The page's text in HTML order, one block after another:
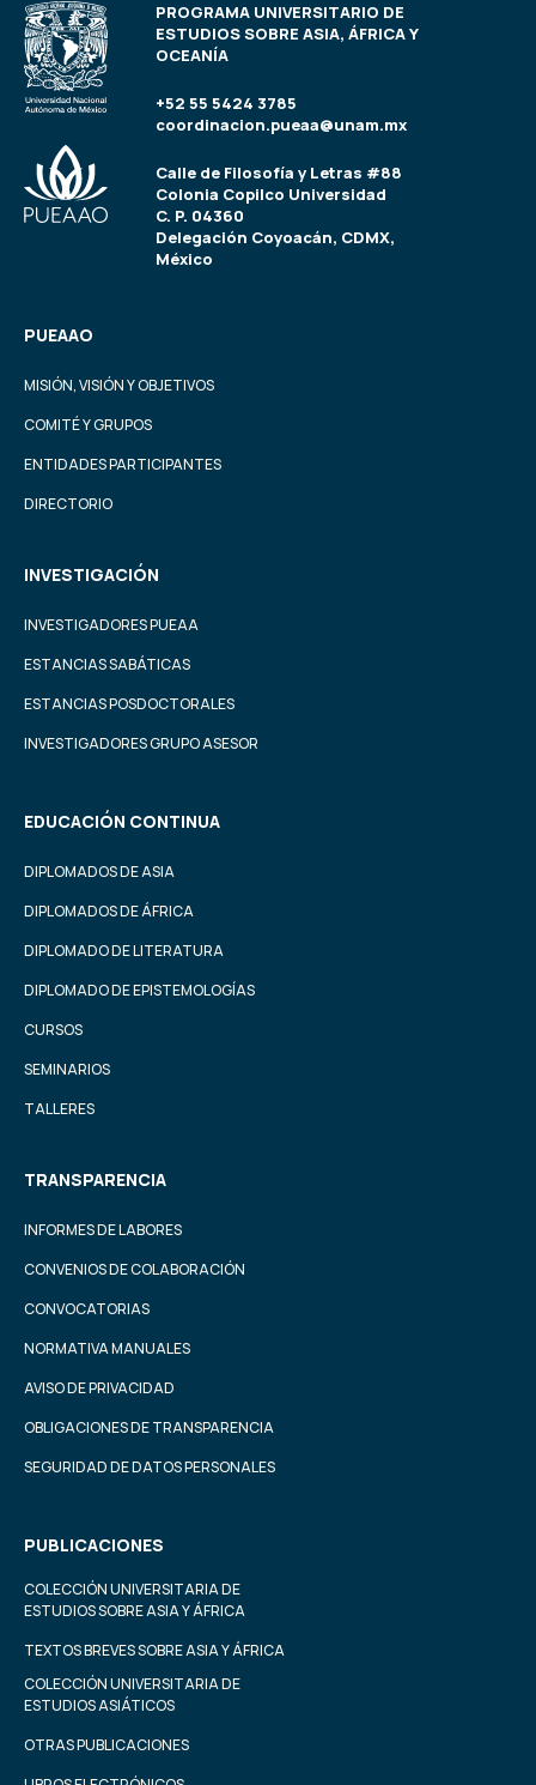
PROGRAMA UNIVERSITARIO DE
ESTUDIOS SOBRE ASIA, ÁFRICA Y
OCEANÍA
+52 55 5424 3785
coordinacion.pueaa@unam.mx
Calle de Filosofía y Letras #88
Colonia Copilco Universidad
C. P. 04360
Delegación Coyoacán, CDMX,
México
PUEAAO
MISIÓN, VISIÓN Y OBJETIVOS
COMITÉ Y GRUPOS
ENTIDADES PARTICIPANTES
DIRECTORIO
INVESTIGACIÓN
INVESTIGADORES PUEAA
ESTANCIAS SABÁTICAS
ESTANCIAS POSDOCTORALES
INVESTIGADORES GRUPO ASESOR
EDUCACIÓN CONTINUA
DIPLOMADOS DE ASIA
DIPLOMADOS DE ÁFRICA
DIPLOMADO DE LITERATURA
DIPLOMADO DE EPISTEMOLOGÍAS
CURSOS
SEMINARIOS
TALLERES
TRANSPARENCIA
INFORMES DE LABORES
CONVENIOS DE COLABORACIÓN
CONVOCATORIAS
NORMATIVA MANUALES
AVISO DE PRIVACIDAD
OBLIGACIONES DE TRANSPARENCIA
SEGURIDAD DE DATOS PERSONALES
PUBLICACIONES
COLECCIÓN UNIVERSITARIA DE
ESTUDIOS SOBRE ASIA Y ÁFRICA
TEXTOS BREVES SOBRE ASIA Y ÁFRICA
COLECCIÓN UNIVERSITARIA DE
ESTUDIOS ASIÁTICOS
OTRAS PUBLICACIONES